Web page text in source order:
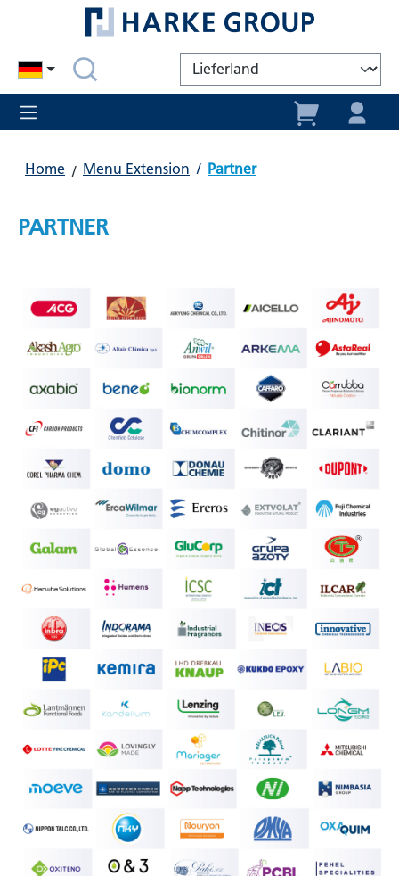
Home Menu Extension / Partner
PARTNER